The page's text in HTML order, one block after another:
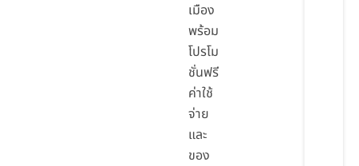
เมือง
พร้อม
โปรโม
ชั่นฟรี
ค่าใช้
จ่าย
และ
ของ